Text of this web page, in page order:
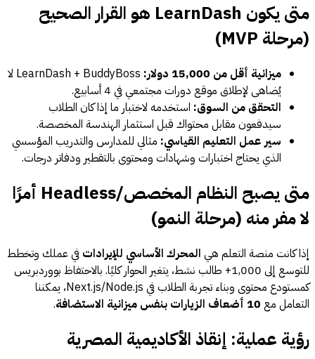
متى يكون LearnDash هو القرار الصحيح
(مرحلة MVP)
ميزانية أقل من 15,000 دولار:
LearnDash + BuddyBoss لا
يُضاهى لإطلاق موقع دورات مجتمعي في 4 أسابيع.
التحقق من السوق: استخدمه لاختبار ما إذا كان الطلاب
سيدفعون مقابل محتواك قبل استثمار الهندسة المخصصة.
سير عمل التعليم القياسي: مثالي للمدارس والتدريب المؤسسي
الذي يحتاج اختبارات وشهادات ومحتوى بالتقطير ودفاتر درجات.
متى يصبح النظام المخصص/Headless أمرًا
لا مفر منه (مرحلة النمو)
إذا كانت منصة التعلم هي المحرك الأساسي للإيرادات في عملك وتخطط
للتوسع إلى 1,000+ طالب نشط، يتغير الحوار كليًا. بالاحتفاظ بووردبريس
كمستودع محتوى وبناء تجربة الطلاب في Next.js/Node.js، يمكننا
التعامل مع 10 أضعاف الزيارات بنفس ميزانية الاستضافة .
رؤية عملية: إنقاذ الأكاديمية المصرية